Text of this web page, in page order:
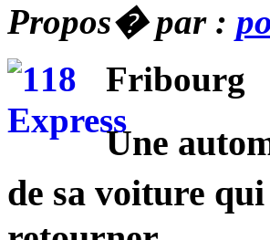
Propos� par :
Fribourg
Une
de sa voiture